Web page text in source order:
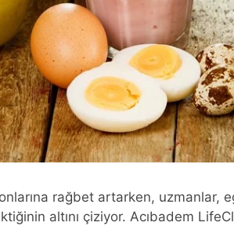
rağbet artarken, uzmanlar,
altını çiziyor. Acıbadem